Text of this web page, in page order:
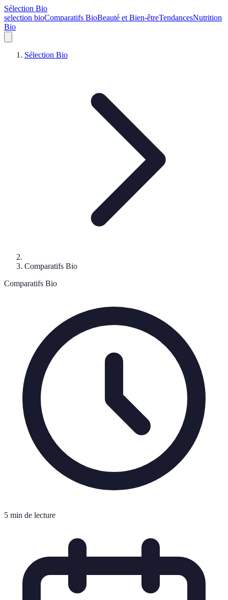
Sélection Bio
selection bioComparatifs BioBeauté et Bien-êtreTendancesNutrition
Bio
Sélection Bio
Comparatifs Bio
Comparatifs Bio
5 min de lecture